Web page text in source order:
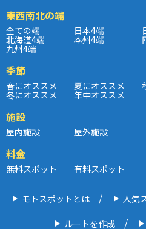
東西南北の端
全ての端 日本4端
北海道4端 本州4端
九州4端
季節
春にオススメ 夏にオススメ
冬にオススメ 年中オススメ
施設
屋内施設 屋外施設
料金
無料スポット 有料スポット
モトスポットとは 人気
ルートを作成